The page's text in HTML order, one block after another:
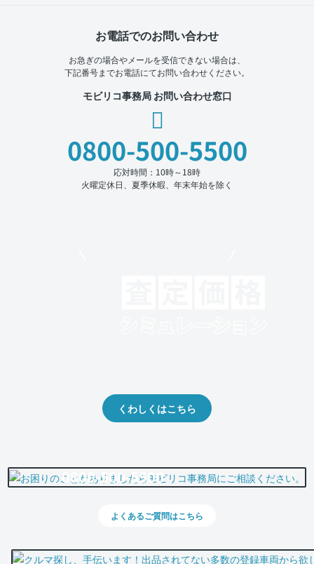
お電話でのお問い合わせ
お急ぎの場合やメールを受信できない場合は、
下記番号までお電話にてお問い合わせください。
モビリコ事務局 お問い合わせ窓口
0800-500-5500
応対時間：10時～18時
火曜定休日、夏季休暇、年末年始を除く
くわしくはこちら
0800-500-5500
よくあるご質問はこちら